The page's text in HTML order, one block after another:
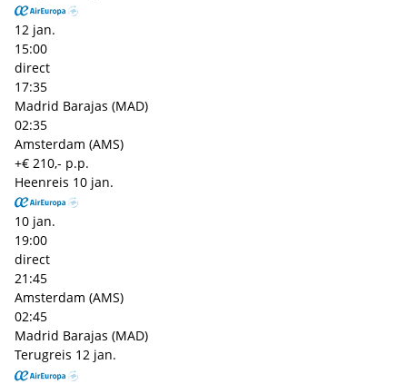
12 jan.
15:00
direct
17:35
Madrid Barajas (MAD)
02:35
Amsterdam (AMS)
+€ 210,- p.p.
Heenreis 10 jan.
10 jan.
19:00
direct
21:45
Amsterdam (AMS)
02:45
Madrid Barajas (MAD)
Terugreis 12 jan.